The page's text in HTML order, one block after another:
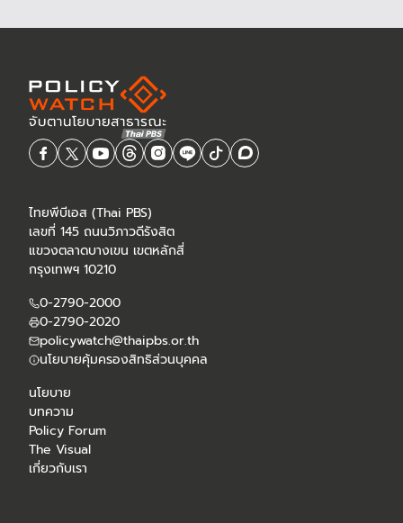
ไทยพีบีเอส (Thai PBS)
เลขที่ 145 ถนนวิภาวดีรังสิต
แขวงตลาดบางเขน เขตหลักสี่
กรุงเทพฯ 10210
0-2790-2000
0-2790-2020
policywatch@thaipbs.or.th
นโยบายคุ้มครองสิทธิส่วนบุคคล
นโยบาย
บทความ
Policy Forum
The Visual
เกี่ยวกับเรา